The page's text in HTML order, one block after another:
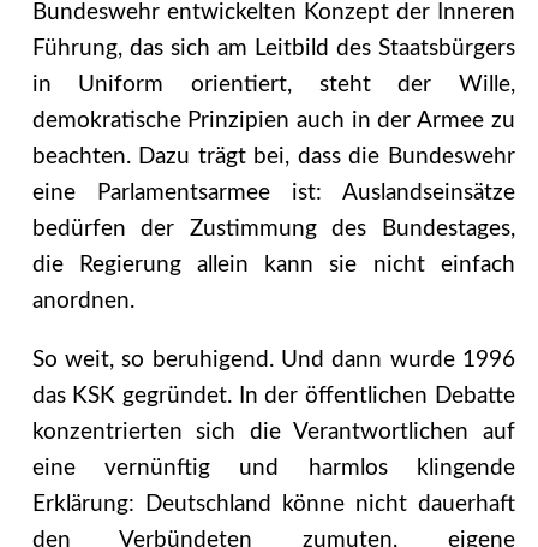
Bundeswehr entwickelten Konzept der Inneren
Führung, das sich am Leitbild des Staatsbürgers
in Uniform orientiert, steht der Wille,
demokratische Prinzipien auch in der Armee zu
beachten. Dazu trägt bei, dass die Bundeswehr
eine Parlamentsarmee ist: Auslandseinsätze
bedürfen der Zustimmung des Bundestages,
die Regierung allein kann sie nicht einfach
anordnen.
So weit, so beruhigend. Und dann wurde 1996
das KSK gegründet. In der öffentlichen Debatte
konzentrierten sich die Verantwortlichen auf
eine vernünftig und harmlos klingende
Erklärung: Deutschland könne nicht dauerhaft
den Verbündeten zumuten, eigene